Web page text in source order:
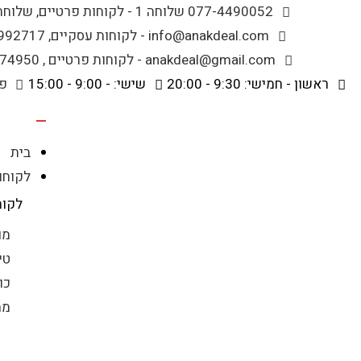
077-4490052 שלוחה 1 - לקוחות פרטיים, שלוחה 2 - לקוחות עסקיים
info@anakdeal.com - לקוחות עסקיים, whatsapp - 054-9992717
anakdeal@gmail.com - לקוחות פרטיים , whatsapp - 054-8074950
ראשון - חמישי: 9:30 - 20:00
שישי: - 9:00 - 15:00
בית